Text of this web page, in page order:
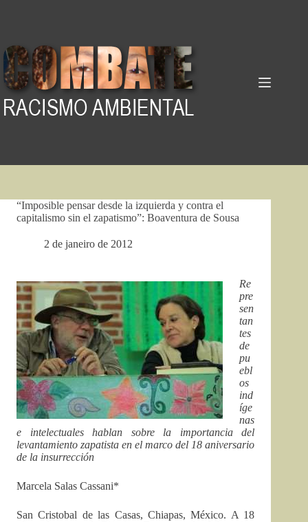
“Imposible pensar desde la izquierda y contra el
capitalismo sin el zapatismo”: Boaventura de Sousa
2 de janeiro de 2012
Re
pre
sen
tan
tes
de
pu
ebl
os
ind
íge
nas
e intelectuales hablan sobre la importancia del
levantamiento zapatista en el marco del 18 aniversario
de la insurrección
Marcela Salas Cassani*
San Cristobal de las Casas, Chiapas, México. A 18